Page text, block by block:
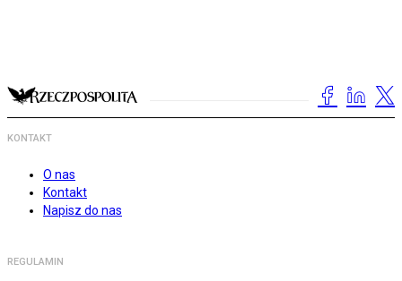
KONTAKT
O nas
Kontakt
Napisz do nas
REGULAMIN